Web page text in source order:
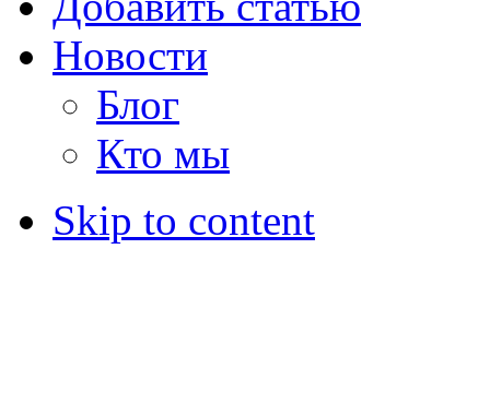
Новости
Блог
Кто мы
Skip to content